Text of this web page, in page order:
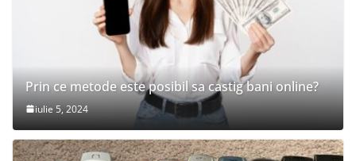
Prin ce metode este posibil sa castig bani online?
iulie 5, 2024